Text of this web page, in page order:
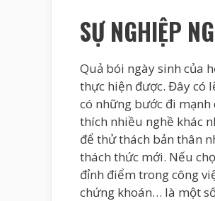
SỰ NGHIỆP
Quả bói ngày sinh của
thực hiện được. Đây có
có những bước đi
thích nhiều nghề khác
để thử thách bản thân
thách thức mới. Nếu
đỉnh điểm trong công
chứng khoán… là một